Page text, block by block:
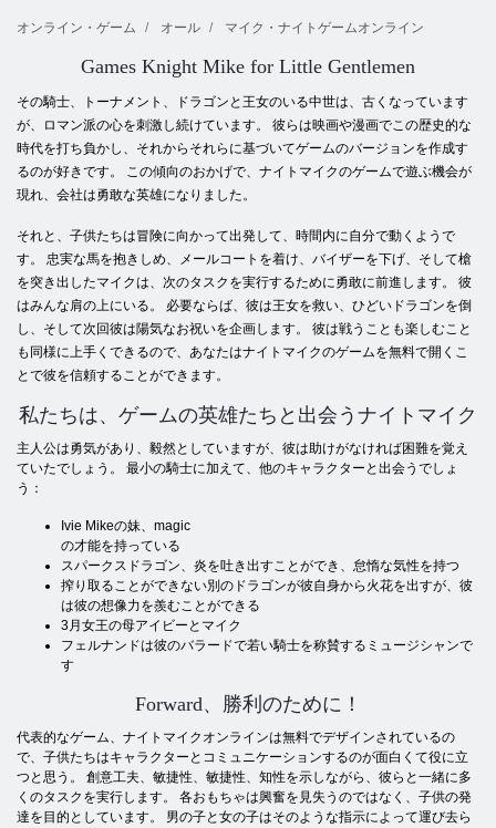
オンライン・ゲーム オール マイク・ナイトゲームオンライン
Games Knight Mike for Little Gentlemen
その騎士、トーナメント、ドラゴンと王女のいる中世は、古くなっています
が、ロマン派の心を刺激し続けています。 彼らは映画や漫画でこの歴史的な
時代を打ち負かし、それからそれらに基づいてゲームのバージョンを作成す
るのが好きです。 この傾向のおかげで、ナイトマイクのゲームで遊ぶ機会が
現れ、会社は勇敢な英雄になりました。
それと、子供たちは冒険に向かって出発して、時間内に自分で動くようで
す。 忠実な馬を抱きしめ、メールコートを着け、バイザーを下げ、そして槍
を突き出したマイクは、次のタスクを実行するために勇敢に前進します。 彼
はみんな肩の上にいる。 必要ならば、彼は王女を救い、ひどいドラゴンを倒
し、そして次回彼は陽気なお祝いを企画します。 彼は戦うことも楽しむこと
も同様に上手くできるので、あなたはナイトマイクのゲームを無料で開くこ
とで彼を信頼することができます。
私たちは、ゲームの英雄たちと出会うナイトマイク
主人公は勇気があり、毅然としていますが、彼は助けがなければ困難を覚え
ていたでしょう。 最小の騎士に加えて、他のキャラクターと出会うでしょ
う：
Ivie Mikeの妹、magic
の才能を持っている
スパークスドラゴン、炎を吐き出すことができ、怠惰な気性を持つ
搾り取ることができない別のドラゴンが彼自身から火花を出すが、彼
は彼の想像力を羨むことができる
3月女王の母アイビーとマイク
フェルナンドは彼のバラードで若い騎士を称賛するミュージシャンで
す
Forward、勝利のために！
代表的なゲーム、ナイトマイクオンラインは無料でデザインされているの
で、子供たちはキャラクターとコミュニケーションするのが面白くて役に立
つと思う。 創意工夫、敏捷性、敏捷性、知性を示しながら、彼らと一緒に多
くのタスクを実行します。 各おもちゃは興奮を見失うのではなく、子供の発
達を目的としています。 男の子と女の子はそのような指示によって運び去ら